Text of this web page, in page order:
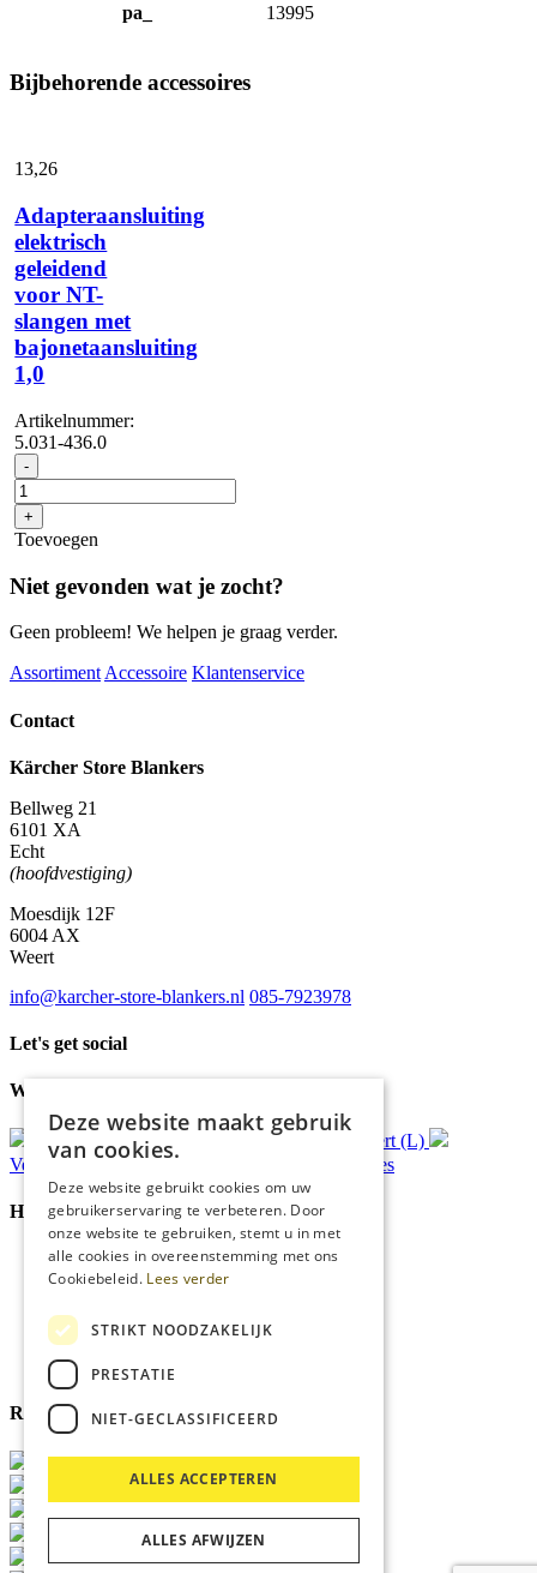
pa_ 13995
Bijbehorende accessoires
13,26
Adapteraansluiting
elektrisch
geleidend
voor NT-
slangen met
bajonetaansluiting
1,0
Artikelnummer:
5.031-436.0
- Adapteraansluiting
elektrisch
geleidend
voor
NT-
met
1,0
+
Toevoegen
Niet gevonden wat je zocht?
Geen probleem! We helpen je graag verder.
Assortiment Accessoire Klantenservice
Contact
Kärcher Store Blankers
Bellweg 21
6101 XA
Echt
(hoofdvestiging)
Moesdijk 12F
6004 AX
Weert
info@karcher-store-blankers.nl 085-7923978
Let's get social
Waar wij voor staan
bezorging*
Ophalen in Echt of Weert (L)
Verzonden binnen 48 uur* advies
Handige Links
Home
Klantenservice
Blog
Privacyverklaring
Cookies
Reviewmerk
Deze website maakt gebruik
van cookies.
Deze website gebruikt cookies om uw
gebruikerservaring te verbeteren. Door
onze website te gebruiken, stemt u in met
alle cookies in overeenstemming met ons
Cookiebeleid. Lees verder
STRIKT NOODZAKELIJK
PRESTATIE
NIET-GECLASSIFICEERD
ALLES ACCEPTEREN
ALLES AFWIJZEN